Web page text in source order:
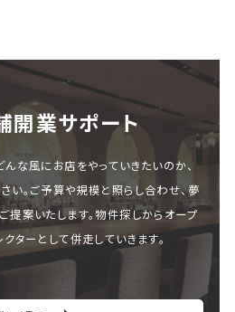
開業サポート
な風にお店をやっていきたいのか、
い。ご予算や規模と照らし合わせ、夢
提案いたします。物件探しからオープ
ターとして併走していきます。